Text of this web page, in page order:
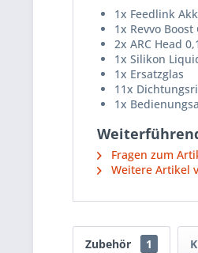
1x Feedlink
1x Revvo
2x ARC Head
1x Silikon
1x Ersatzglas
11x
1x
Fragen zum
Weitere Artikel
Zubehör 1